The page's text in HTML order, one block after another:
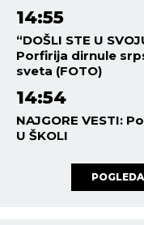
14:55
“DOŠLI STE U
Porfirija dirnule
sveta (FOTO)
14:54
NAJGORE VESTI:
U ŠKOLI